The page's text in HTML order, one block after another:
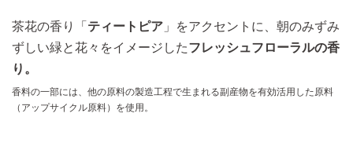
茶花の香り「 ティートピア 」をアクセントに、朝のみずみ
ずしい緑と花々をイメージしたフレッシュフローラルの香
り。
香料の一部には、他の原料の製造工程で生まれる副産物を有効活用した原料
（アップサイクル原料）を使用。